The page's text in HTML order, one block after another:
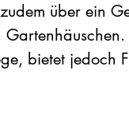
über ein
bietet jedoch